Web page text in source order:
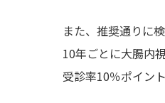
また、推奨通りに
10年ごとに大腸内
受診率10％ポイン